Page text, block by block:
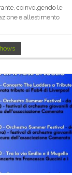
coinvolgendo le
e allestimento